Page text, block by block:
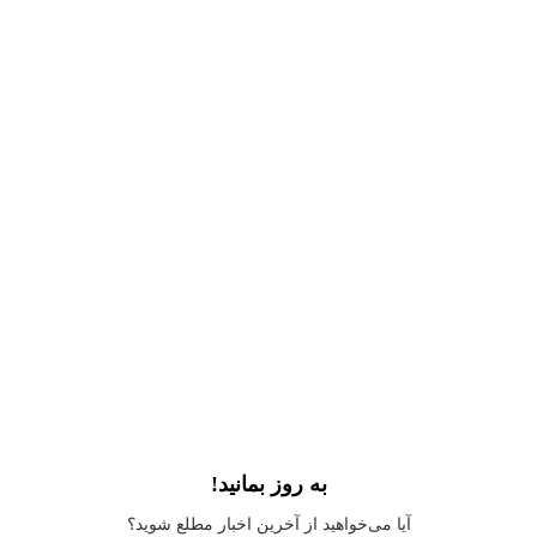
Application error: a client -side exception has occurred while loading
به روز بمانید!
آیا می‌خواهید از آخرین اخبار مطلع شوید؟